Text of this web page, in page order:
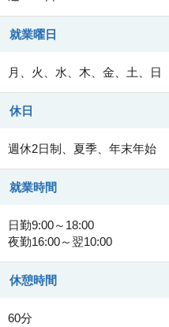
就業曜日
月、火、水、木、金、土、日
休日
週休2日制、夏季、年末年始
就業時間
日勤9:00～18:00
夜勤16:00～翌10:00
休憩時間
60分